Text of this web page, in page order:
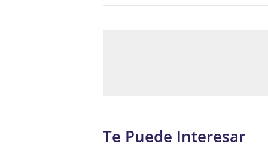
Te Puede Interesar